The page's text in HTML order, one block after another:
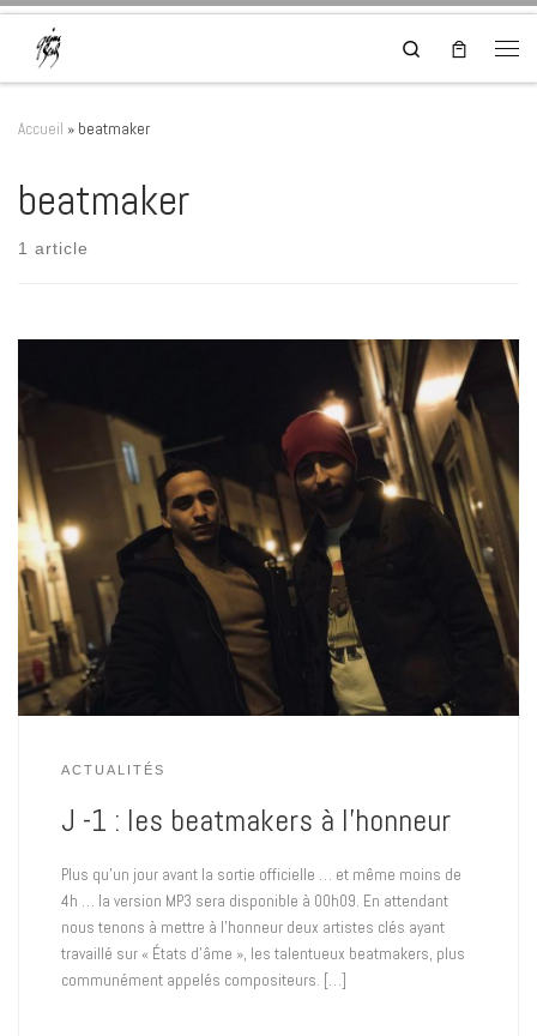
Skip to content
Search
Accueil » beatmaker
beatmaker
1 article
ACTUALITÉS
J -1 : les beatmakers à l’honneur
Plus qu’un jour avant la sortie officielle … et même moins de
4h … la version MP3 sera disponible à 00h09. En attendant
nous tenons à mettre à l’honneur deux artistes clés ayant
travaillé sur « États d’âme », les talentueux beatmakers, plus
communément appelés compositeurs. […]